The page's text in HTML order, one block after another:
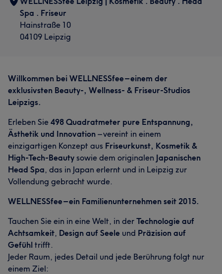
Spa . Friseur
Hainstraße 10
04109 Leipzig
Willkommen bei WELLNESSfee – einem der
exklusivsten Beauty-, Wellness- & Friseur-Studios
Leipzigs.
Erleben Sie 498 Quadratmeter pure Entspannung,
Ästhetik und Innovation – vereint in einem
einzigartigen Konzept aus Friseurkunst, Kosmetik &
High-Tech-Beauty sowie dem originalen Japanischen
Head Spa, das in Japan erlernt und in Leipzig zur
Vollendung gebracht wurde.
WELLNESSfee – ein Familienunternehmen seit 2015.
Tauchen Sie ein in eine Welt, in der Technologie auf
Achtsamkeit, Design auf Seele und Präzision auf
Gefühl trifft.
Jeder Raum, jedes Detail und jede Berührung folgt nur
einem Ziel: